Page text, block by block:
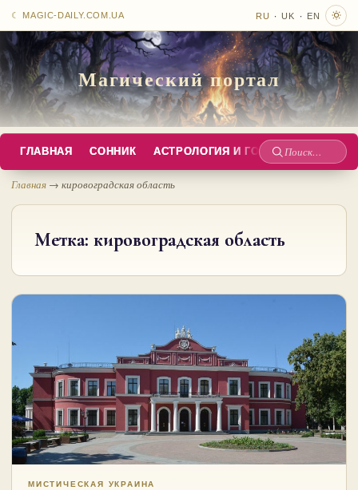
☾ MAGIC-DAILY.COM.UA RU · UK · EN
Магический портал
ГЛАВНАЯ СОННИК АСТРОЛОГИЯ И ГОРОСКОПЫ
Поиск
сайту
Главная → кировоградская область
Метка: кировоградская область
МИСТИЧЕСКАЯ УКРАИНА